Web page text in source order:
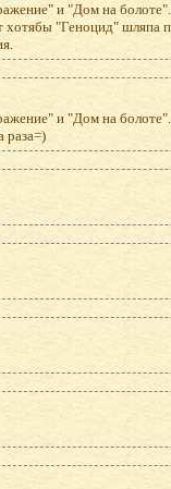
и "Дом на болоте".
"Геноцид" шляпа
и "Дом на
раза=)